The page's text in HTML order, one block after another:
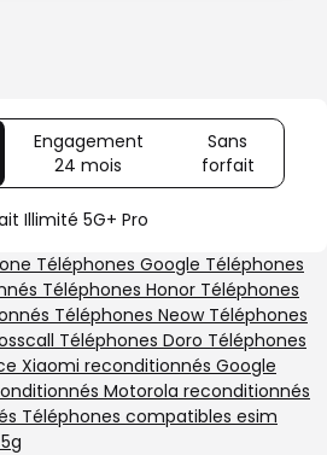
Engagement
24 mois
Monde
5G+
Sans
forfait
Sans
Illimité 5G+ Pro
Téléphones Google Téléphones
Téléphones Honor Téléphones
Téléphones Neow Téléphones
Téléphones Doro Téléphones
Xiaomi reconditionnés Google
Motorola reconditionnés
Téléphones compatibles esim